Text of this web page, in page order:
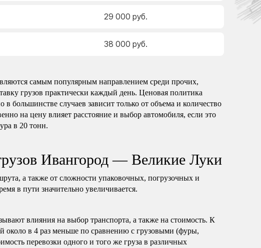
29 000 руб.
38 000 руб.
самым популярным направлением среди прочих,
грузов практически каждый день. Ценовая политика
в большинстве случаев зависит только от объема и количество
на цену влияет расстояние и выбор автомобиля, если это
в 20 тонн.
Ивангород — Великие Луки
а также от сложности упаковочных, погрузочных и
в пути значительно увеличивается.
влияния на выбор транспорта, а также на стоимость. К
около в 4 раз меньше по сравнению с грузовыми (фуры,
перевозки одного и того же груза в различных